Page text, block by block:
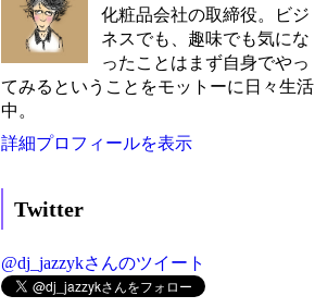
化粧品会社の取締役。ビジ
ネスでも、趣味でも気にな
ったことはまず自身でやっ
てみるということをモットーに日々生活
中。
詳細プロフィールを表示
Twitter
@dj_jazzykさんのツイート